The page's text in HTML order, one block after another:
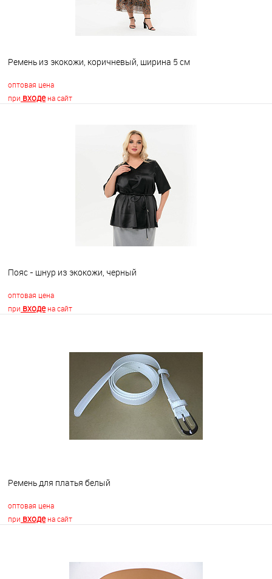
Ремень из экокожи, коричневый, ширина 5 см
оптовая цена
при входена сайт
В корзину
Пояс - шнур из экокожи, черный
оптовая цена
при входена сайт
Недоступно
Ремень для платья белый
оптовая цена
при входена сайт